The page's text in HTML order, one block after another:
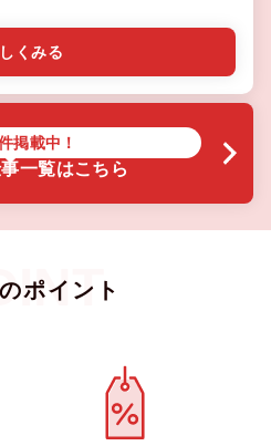
くみる
掲載中！
一覧はこちら
ポイント